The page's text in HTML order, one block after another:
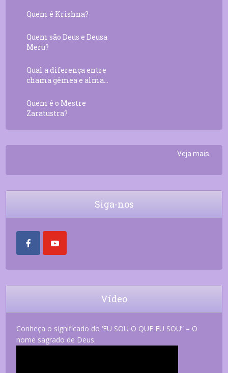
Quem é Krishna?
Quem são Deus e Deusa
Meru?
Qual a diferença entre
chama gêmea e alma...
Quem é o Mestre
Zaratustra?
Veja mais
Siga-nos
Vídeo
Conheça o significado do ‘EU SOU O QUE EU SOU” – O
nome sagrado de Deus.